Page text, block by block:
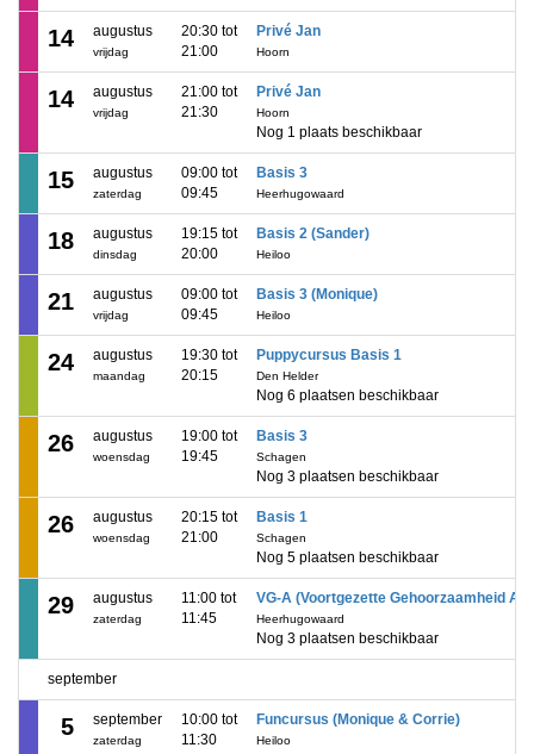
14 augustus
vrijdag
20:30 tot
21:00
Privé Jan
Hoorn
14 augustus
vrijdag
21:00 tot
21:30
Privé Jan
Hoorn
Nog 1 plaats beschikbaar
15 augustus
zaterdag
09:00 tot
09:45
Basis 3
Heerhugowaard
18 augustus
dinsdag
19:15 tot
20:00
Basis 2 (Sander)
Heiloo
21 augustus
vrijdag
09:00 tot
09:45
Basis 3 (Monique)
Heiloo
24 augustus
maandag
19:30 tot
20:15
Puppycursus Basis 1
Den Helder
Nog 6 plaatsen beschikbaar
26 augustus
woensdag
19:00 tot
19:45
Basis 3
Schagen
Nog 3 plaatsen beschikbaar
26 augustus
woensdag
20:15 tot
21:00
Basis 1
Schagen
Nog 5 plaatsen beschikbaar
29 augustus
zaterdag
11:00 tot
11:45
VG-A (Voortgezette Gehoorzaamheid A)
Heerhugowaard
Nog 3 plaatsen beschikbaar
september
5 september
zaterdag
10:00 tot
11:30
Funcursus (Monique & Corrie)
Heiloo